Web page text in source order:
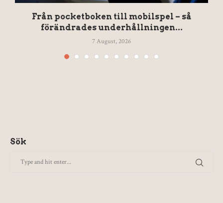
Från pocketboken till mobilspel – så
förändrades underhållningen...
7 August, 2026
Sök